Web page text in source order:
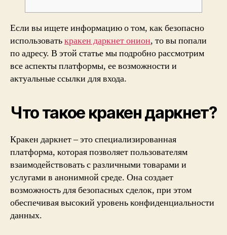
Если вы ищете информацию о том, как безопасно
использоватькракен даркнет онион, то вы попали
по адресу. В этой статье мы подробно рассмотрим
все аспекты платформы, ее возможности и
актуальные ссылки для входа.
Что такое кракен даркнет?
Кракен даркнет – это специализированная
платформа, которая позволяет пользователям
взаимодействовать с различными товарами и
услугами в анонимной среде. Она создает
возможность для безопасных сделок, при этом
обеспечивая высокий уровень конфиденциальности
данных.